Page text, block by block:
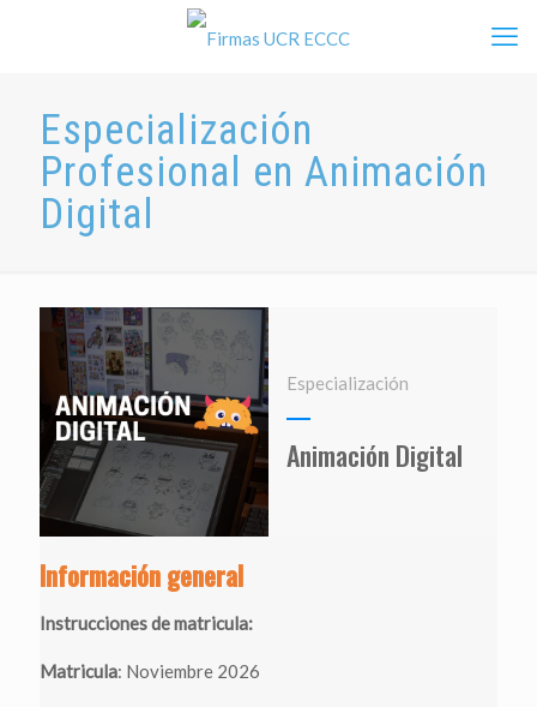
Especialización
Profesional en Animación
Digital
Especialización
Animación Digital
Información general
Instrucciones de matricula:
Matricula: Noviembre 2026